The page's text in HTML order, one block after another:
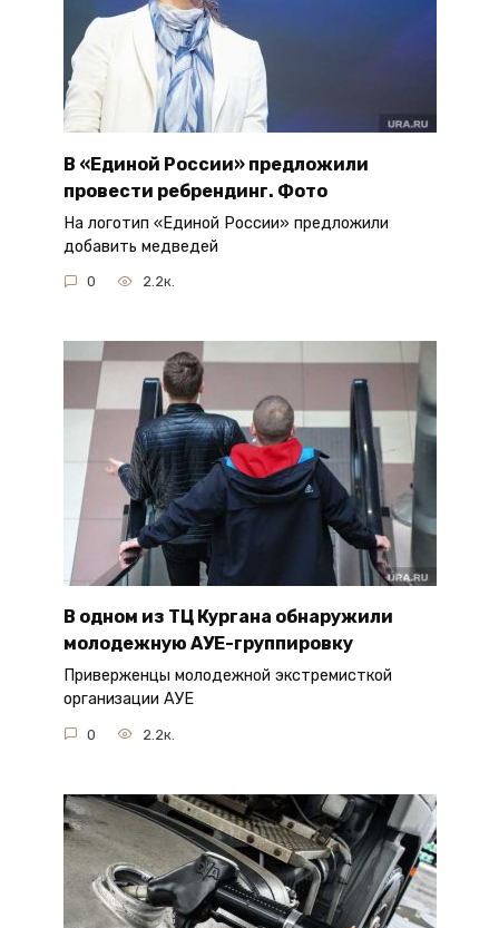
В «Единой России» предложили
провести ребрендинг. Фото
На логотип «Единой России» предложили
добавить медведей
0 2.2к.
В одном из ТЦ Кургана обнаружили
молодежную АУЕ-группировку
Приверженцы молодежной экстремисткой
организации АУЕ
0 2.2к.